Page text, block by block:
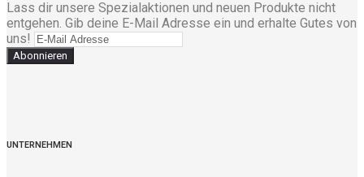
Lass dir unsere Spezialaktionen und neuen Produkte nicht
entgehen. Gib deine E-Mail Adresse ein und erhalte Gutes von
uns!
Abonnieren
UNTERNEHMEN